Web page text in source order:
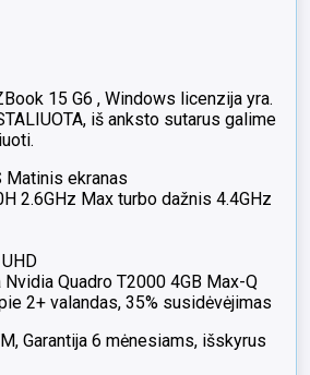
15 G6 , Windows licenzija yra.
iš anksto sutarus galime
Matinis ekranas
2.6GHz Max turbo dažnis 4.4GHz
Quadro T2000 4GB Max-Q
2+ valandas, 35% susidėvėjimas
Garantija 6 mėnesiams, išskyrus